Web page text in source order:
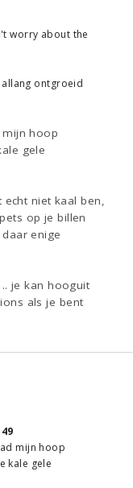
worry about the
ontgroeid
mijn hoop
gele
niet kaal ben,
op je billen
enige
je kan hooguit
als je bent
mijn hoop
kale gele